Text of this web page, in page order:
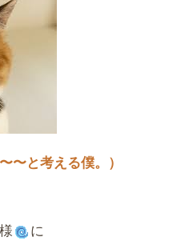
〜と考える僕。）
に